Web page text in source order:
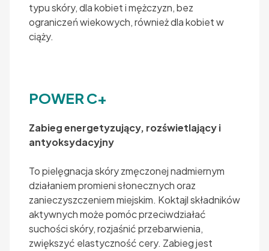
typu skóry, dla kobiet i mężczyzn, bez
ograniczeń wiekowych, również dla kobiet w
ciąży.
POWER C+
Zabieg energetyzujący, rozświetlający i
antyoksydacyjny
To pielęgnacja skóry zmęczonej nadmiernym
działaniem promieni słonecznych oraz
zanieczyszczeniem miejskim. Koktajl składników
aktywnych może pomóc przeciwdziałać
suchości skóry, rozjaśnić przebarwienia,
zwiększyć elastyczność cery. Zabieg jest